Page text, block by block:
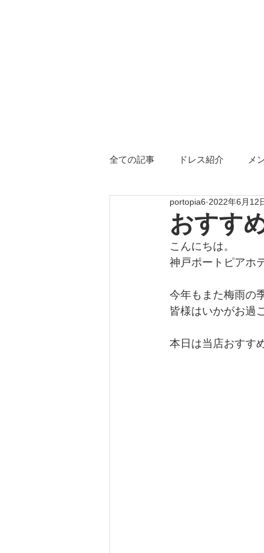
全ての記事 ドレス紹介 メ
三重店限定 ドレス小物
おすす
portopia6 2022年6月12
こんにちは。
神戸ポートピアホ
今年もまた梅雨の
皆様はいかがお過
本日は当店おすす